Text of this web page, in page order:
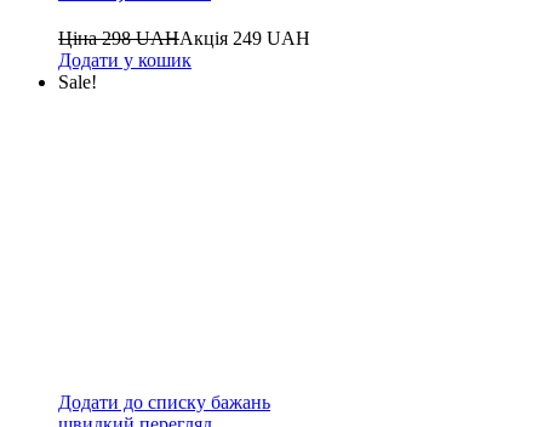
Ціна298UAHАкція 249 UAH
Додати у кошик
Sale!
Додати до списку бажань